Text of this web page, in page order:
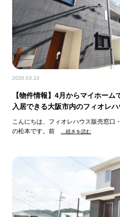
2020.03.10
【物件情報】4月からマイホー
入居できる大阪市内のフィオレハ
こんにちは、フィオレハウス販売窓口
の松本です。前
…続きを読む